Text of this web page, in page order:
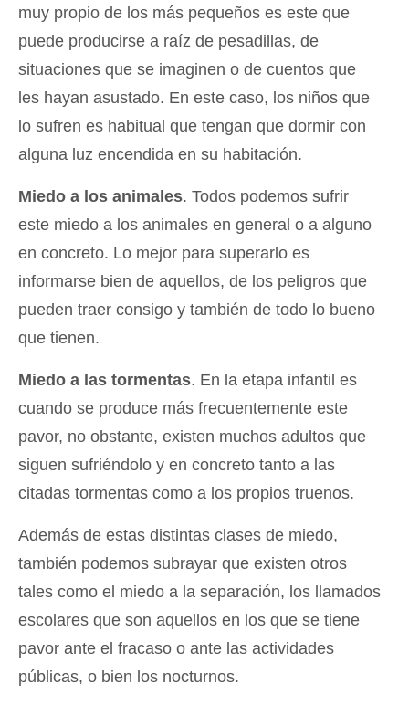
muy propio de los más pequeños es este que
puede producirse a raíz de pesadillas, de
situaciones que se imaginen o de cuentos que
les hayan asustado. En este caso, los niños que
lo sufren es habitual que tengan que dormir con
alguna luz encendida en su habitación.
Miedo a los animales. Todos podemos sufrir
este miedo a los animales en general o a alguno
en concreto. Lo mejor para superarlo es
informarse bien de aquellos, de los peligros que
pueden traer consigo y también de todo lo bueno
que tienen.
Miedo a las tormentas. En la etapa infantil es
cuando se produce más frecuentemente este
pavor, no obstante, existen muchos adultos que
siguen sufriéndolo y en concreto tanto a las
citadas tormentas como a los propios truenos.
Además de estas distintas clases de miedo,
también podemos subrayar que existen otros
tales como el miedo a la separación, los llamados
escolares que son aquellos en los que se tiene
pavor ante el fracaso o ante las actividades
públicas, o bien los nocturnos.